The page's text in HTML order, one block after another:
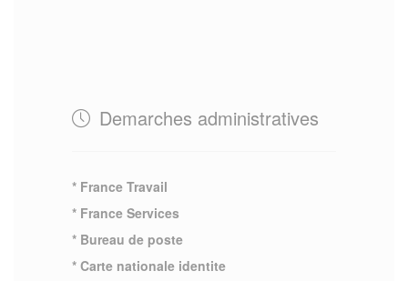
Demarches administratives
* France Travail
* France Services
* Bureau de poste
* Carte nationale identite